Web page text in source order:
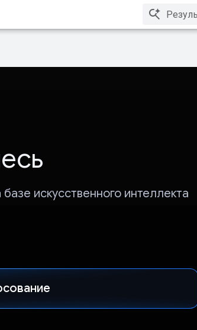
искусственного интеллекта